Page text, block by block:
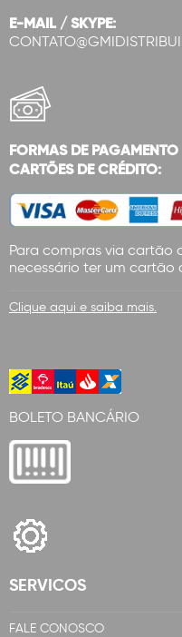
E-MAIL / SKYPE:
FORMAS DE PAGAMENTO
CARTÕES DE CRÉDITO:
Para compras via cartão
necessário ter um cartão
Clique aqui e saiba mais.
BOLETO BANCÁRIO
SERVICOS
FALE CONOSCO